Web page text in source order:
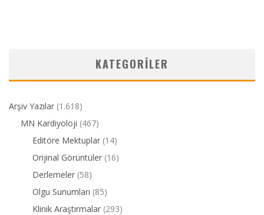
KATEGORILER
Arşiv Yazılar (1.618)
MN Kardiyoloji (467)
Editöre Mektuplar (14)
Orijinal Görüntüler (16)
Derlemeler (58)
Olgu Sunumları (85)
Klinik Araştırmalar (293)